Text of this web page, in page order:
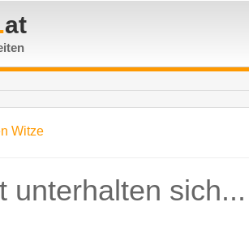
.at
Witze
unterhalten sich...